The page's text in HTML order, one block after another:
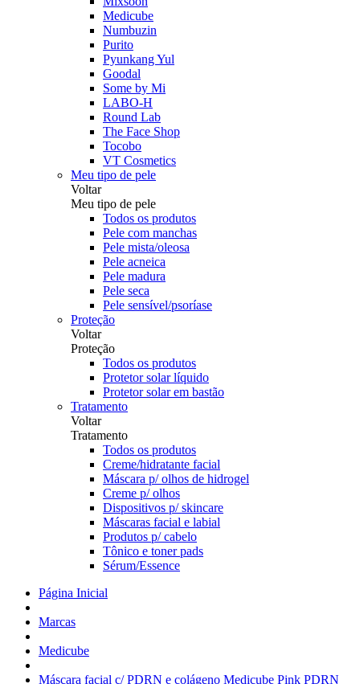
Medicube
Numbuzin
Purito
Pyunkang Yul
Goodal
Some by Mi
LABO-H
Round Lab
The Face Shop
Tocobo
VT Cosmetics
Meu tipo de pele
Voltar
Meu tipo de pele
Todos os produtos
Pele com manchas
Pele mista/oleosa
Pele acneica
Pele madura
Pele seca
Pele sensível/psoríase
Proteção
Voltar
Proteção
Todos os produtos
Protetor solar líquido
Protetor solar em bastão
Tratamento
Voltar
Tratamento
Todos os produtos
Creme/hidratante facial
Máscara p/ olhos de hidrogel
Creme p/ olhos
Dispositivos p/ skincare
Máscaras facial e labial
Produtos p/ cabelo
Tônico e toner pads
Sérum/Essence
Página Inicial
Marcas
Medicube
Máscara facial c/ PDRN e colágeno Medicube Pink PDRN